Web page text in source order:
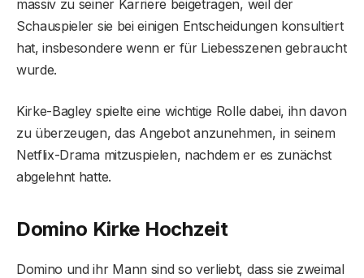
massiv zu seiner Karriere beigetragen, weil der
Schauspieler sie bei einigen Entscheidungen konsultiert
hat, insbesondere wenn er für Liebesszenen gebraucht
wurde.
Kirke-Bagley spielte eine wichtige Rolle dabei, ihn davon
zu überzeugen, das Angebot anzunehmen, in seinem
Netflix-Drama mitzuspielen, nachdem er es zunächst
abgelehnt hatte.
Domino Kirke Hochzeit
Domino und ihr Mann sind so verliebt, dass sie zweimal